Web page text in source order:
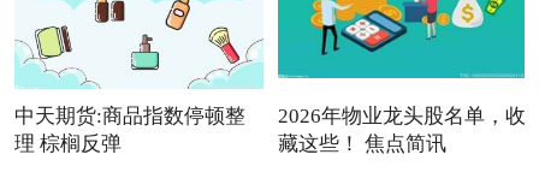
中天期货:商品指数停顿整
理 棕榈反弹
2026年物业龙头股名单，收
藏这些！ 焦点简讯